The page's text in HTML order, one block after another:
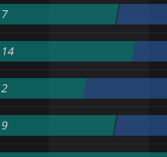
7
14
2
9